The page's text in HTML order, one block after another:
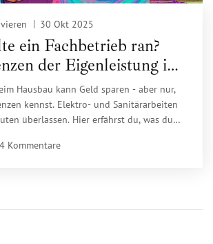
30 Okt 2025
ein Fachbetrieb ran?
der Eigenleistung im
Sie kennen
Hausbau kann Geld sparen - aber nur,
kennst. Elektro- und Sanitärarbeiten
überlassen. Hier erfährst du, was du
4 Kommentare